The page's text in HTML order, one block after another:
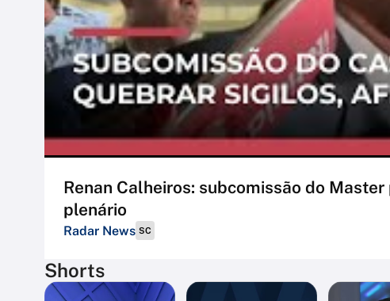
Renan Calheiros: subcomissão do
plenário
Radar News SC
Shorts